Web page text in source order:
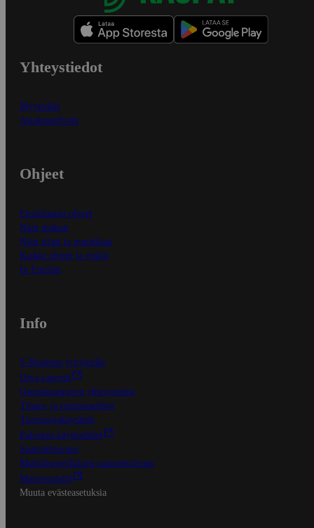
Yhteystiedot
Myymälät
Asiakaspalvelu
Ohjeet
Ensitilaajan ohjeet
Näin maksat
Näin tilaat ja muokkaat
Kaikki ohjeet ja vinkit
In English
Info
S-Business yrityksille
Oiva-raportit
Osuuskauppojen yhteystiedot
Tilaus- ja toimitusehdot
Tietosuojakäytäntö
Palvelun käyttöehdot
Saavutettavuus
Mobiilisovelluksen saavutettavuus
Mainostajalle
Muuta evästeasetuksia